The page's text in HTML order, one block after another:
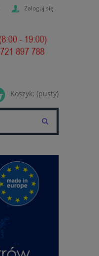
Zaloguj się
Koszyk: (pusty)